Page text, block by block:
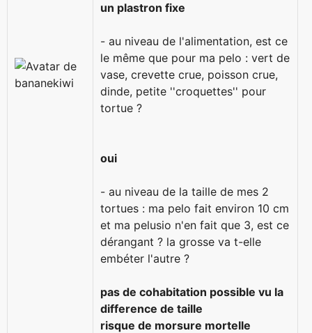
un plastron fixe
- au niveau de l'alimentation, est ce
le même que pour ma pelo : vert de
vase, crevette crue, poisson crue,
dinde, petite ''croquettes'' pour
tortue ?
oui
- au niveau de la taille de mes 2
tortues : ma pelo fait environ 10 cm
et ma pelusio n'en fait que 3, est ce
dérangant ? la grosse va t-elle
embéter l'autre ?
pas de cohabitation possible vu la
difference de taille
risque de morsure mortelle